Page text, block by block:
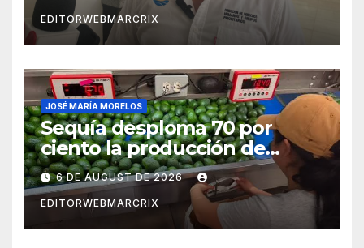
EDITORWEBMARCRIX
JOSÉ MARÍA MORELOS
Sequía desploma 70 por
ciento la producción de
aguacate en Candelaria
6 DE AUGUST DE 2026
EDITORWEBMARCRIX